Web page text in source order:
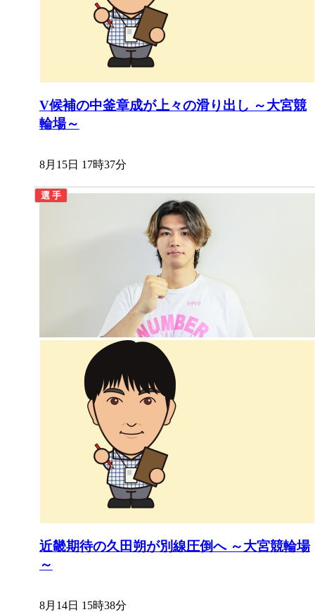
V候補の中釜章成が上々の滑り出し ～大宮競
輪場～
8月15日 17時37分
近畿期待の久田朔が別線圧倒へ ～大宮競輪場
～
8月14日 15時38分